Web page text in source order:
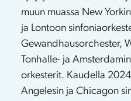
muun muassa New
ja Lontoon
Gewandhausorchester,
Tonhalle- ja
orkesterit. Kaudella
Angelesin ja Chicagon